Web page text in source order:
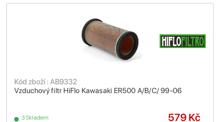
Vzduchový filtr HiFlo Kawasaki ER500 A/B/C/ 99-06
Kód zboží : AB9332
3 Skladem 579 Kč